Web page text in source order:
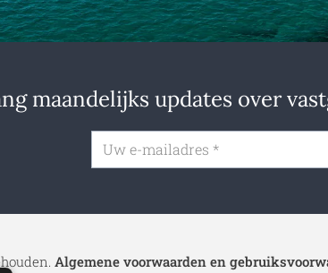
maandelijks updates over
Algemene voorwaarden en